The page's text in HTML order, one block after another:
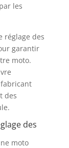
les
réglage des
garantir
moto.
des
des
moto